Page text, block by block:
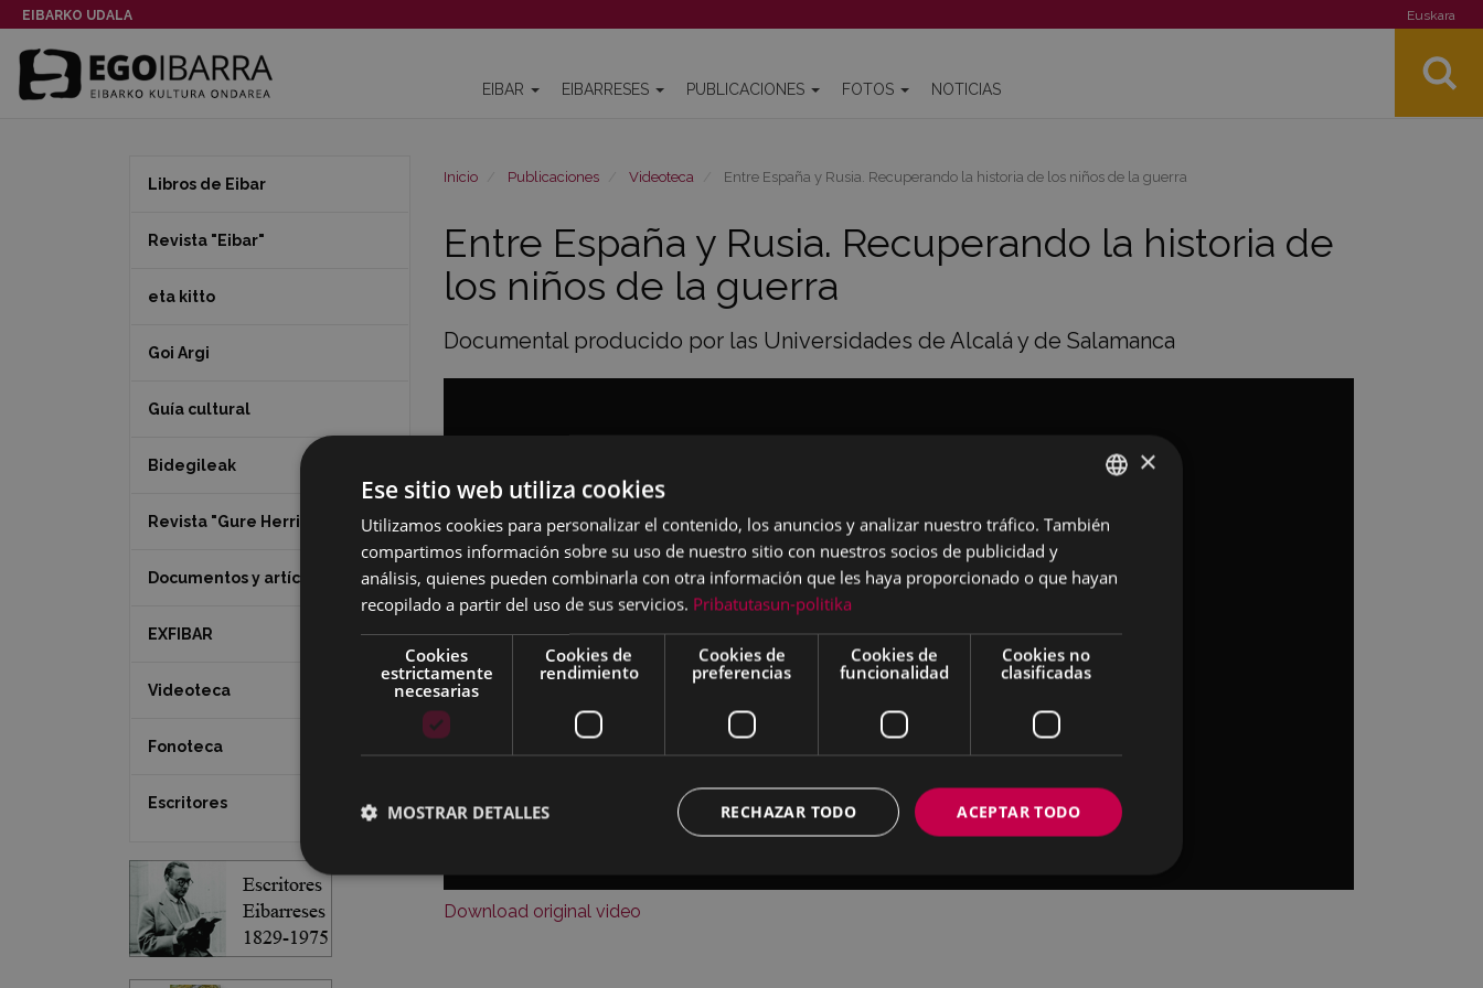
EIBARKO UDALA Euskara
EIBAR EIBARRESES PUBLICACIONES FOTOS NOTICIAS
Inicio Publicaciones Videoteca Entre España y Rusia. Recuperando la historia de los niños de la guerra
Entre España y Rusia. Recuperando la historia de
los niños de la guerra
Documental producido por las Universidades de Alcalá y de Salamanca
Download original video
Libros de Eibar
Revista "Eibar"
eta kitto
Goi Argi
Guía cultural
Bidegileak
Revista "Gure Herria"
Documentos y artículos
EXFIBAR
Videoteca
Fonoteca
Escritores
BASQUE
×
Ese sitio web utiliza cookies
Utilizamos cookies para personalizar el contenido, los anuncios y analizar nuestro tráfico. También
compartimos información sobre su uso de nuestro sitio con nuestros socios de publicidad y
análisis, quienes pueden combinarla con otra información que les haya proporcionado o que hayan
recopilado a partir del uso de sus servicios. Pribatutasun-politika
Cookies
estrictamente
necesarias
Cookies de
rendimiento
Cookies de
preferencias
Cookies de
funcionalidad
Cookies no
clasificadas
ACEPTAR TODO
RECHAZAR TODO
MOSTRAR DETALLES